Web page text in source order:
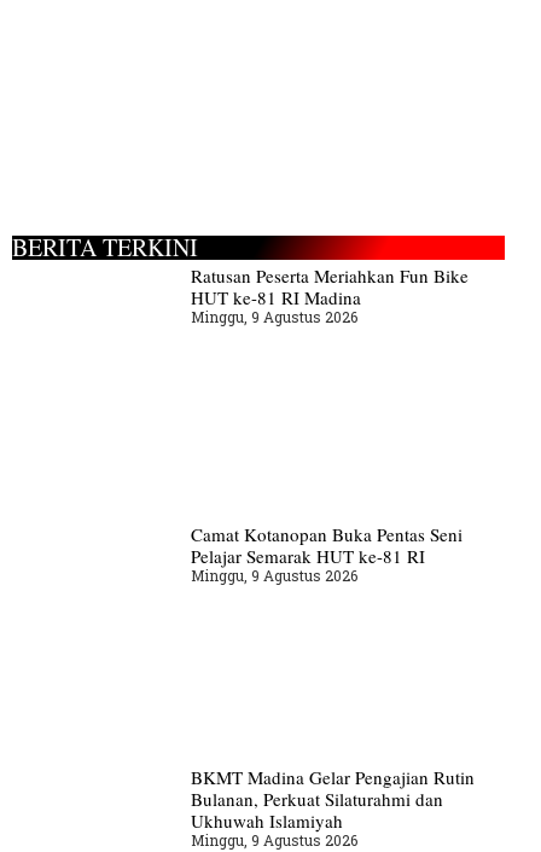
BERITA TERKINI
Ratusan Peserta Meriahkan Fun Bike
HUT ke-81 RI Madina
Minggu, 9 Agustus 2026
Camat Kotanopan Buka Pentas Seni
Pelajar Semarak HUT ke-81 RI
Minggu, 9 Agustus 2026
BKMT Madina Gelar Pengajian Rutin
Bulanan, Perkuat Silaturahmi dan
Ukhuwah Islamiyah
Minggu, 9 Agustus 2026